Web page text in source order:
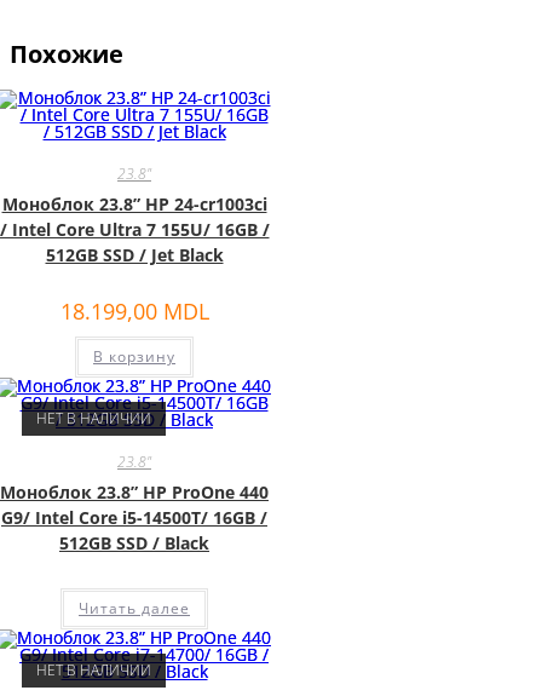
Похожие
23.8"
Моноблок 23.8” HP 24-cr1003ci
/ Intel Core Ultra 7 155U/ 16GB /
512GB SSD / Jet Black
18.199,00 MDL
В корзину
НЕТ В НАЛИЧИИ
23.8"
Моноблок 23.8” HP ProOne 440
G9/ Intel Core i5-14500T/ 16GB /
512GB SSD / Black
Читать далее
НЕТ В НАЛИЧИИ